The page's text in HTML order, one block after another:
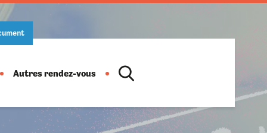
Autres rendez-vous